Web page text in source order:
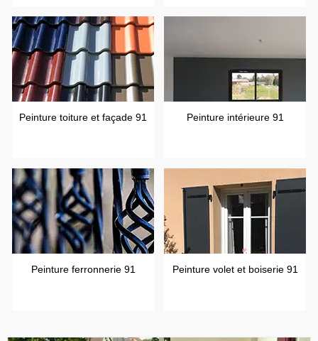
Peinture toiture et façade 91 Peinture intérieure 91
Peinture ferronnerie 91 Peinture volet et boiserie 91